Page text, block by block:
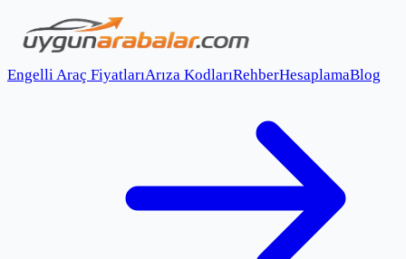
Engelli Araç FiyatlarıArıza KodlarıRehberHesaplamaBlog